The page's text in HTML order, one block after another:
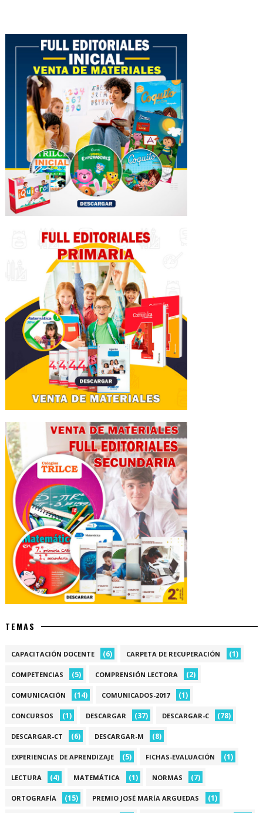
TEMAS
CAPACITACIÓN DOCENTE (6) CARPETA DE RECUPERACIÓN (1)
COMPETENCIAS (5) COMPRENSIÓN LECTORA (2)
COMUNICACIÓN (14) COMUNICADOS-2017 (1)
CONCURSOS (1) DESCARGAR (37) DESCARGAR-C (78)
DESCARGAR-CT (6) DESCARGAR-M (8)
EXPERIENCIAS DE APRENDIZAJE (5) FICHAS-EVALUACIÓN (1)
LECTURA (4) MATEMÁTICA (1) NORMAS (7)
ORTOGRAFÍA (15) PREMIO JOSÉ MARÍA ARGUEDAS (1)